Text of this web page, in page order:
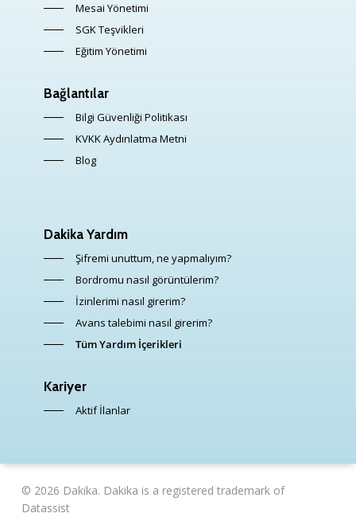
Mesai Yönetimi
SGK Teşvikleri
Eğitim Yönetimi
Bağlantılar
Bilgi Güvenliği Politikası
KVKK Aydınlatma Metni
Blog
Dakika Yardım
Şifremi unuttum, ne yapmalıyım?
Bordromu nasıl görüntülerim?
İzinlerimi nasıl girerim?
Avans talebimi nasıl girerim?
Tüm Yardım İçerikleri
Kariyer
Aktif İlanlar
© 2026 Dakika. Dakika is a registered trademark of
Datassist